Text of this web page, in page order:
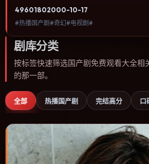
选择与情节推进，节奏与视听语言统一，可作
片的选择。
49601802000-10-17
#热播国产剧#奇幻#电视剧#
剧库分类
按标签快速筛选国产剧免费观看大全相
的那一部。
全部 热播国产剧 完结高分 口